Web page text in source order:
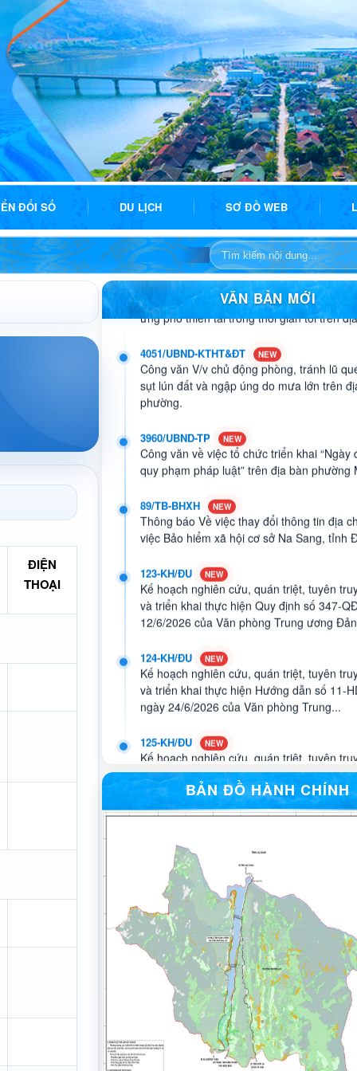
ĐỔI SỐ DU LỊCH SƠ ĐỒ WEB
ĐIỆN
THOẠI
VĂN BẢN MỚI
715 - CV/ĐU
Công văn về việc triển khai thực hiện
giám sát theo Kết luận số 121- KL/TU,
của Ban Thường vụ Tỉnh ủy
622-CV/ĐU
Công văn về việc quán triệt, triển khai
hoạch 58-KH/TU, ngày 28/5/2026 của
Tỉnh ủy Điện Biên
221-CV/BXDĐ
Công văn về việc tuyên truyền chủ động
ứng phó thiên tai trong thời gian tới trên
4051/UBND-KTHT&ĐT
sụt lún đất và ngập úng do mưa lớn trên
phường.
3960/UBND-TP
quy phạm pháp luật” trên địa bàn phường
89/TB-BHXH
việc Bảo hiểm xã hội cơ sở Na Sang, tỉnh
123-KH/ĐU
và triển khai thực hiện Quy định số 347-
12/6/2026 của Văn phòng Trung ương
124-KH/ĐU
và triển khai thực hiện Hướng dẫn số 11-
ngày 24/6/2026 của Văn phòng Trung...
125-KH/ĐU
và triển khai thực hiện Quy định số 348-
ngày 25/6/2026 của Ban Tổ chức Trung
219-CV/BXDĐ
Công văn về việc đẩy mạnh công tác
Liệt sĩ (27/7/1947 - 27/7/2026)
715 - CV/ĐU
Công văn về việc triển khai thực hiện
giám sát theo Kết luận số 121- KL/TU,
của Ban Thường vụ Tỉnh ủy
622-CV/ĐU
Công văn về việc quán triệt, triển khai
hoạch 58-KH/TU, ngày 28/5/2026 của
Tỉnh ủy Điện Biên
221-CV/BXDĐ
Công văn về việc tuyên truyền chủ động
BẢN ĐỒ HÀNH CHÍNH